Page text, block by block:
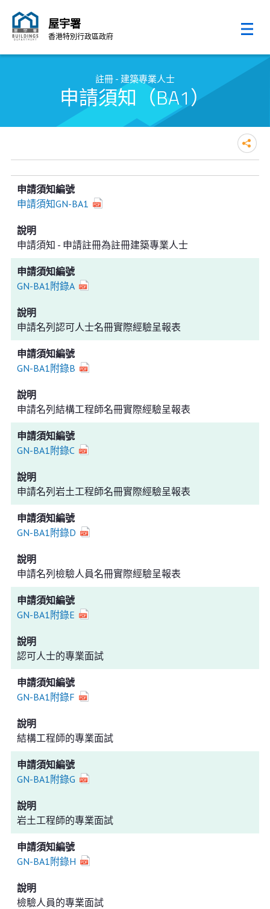
屋宇署
香港特別行政區政府
註冊 - 建築專業人士
申請須知（BA1）
申請須知GN-BA1
申請須知 - 申請註冊為註冊建築專業人士
GN-BA1附錄A
申請名列認可人士名冊實際經驗呈報表
GN-BA1附錄B
申請名列結構工程師名冊實際經驗呈報表
GN-BA1附錄C
申請名列岩土工程師名冊實際經驗呈報表
GN-BA1附錄D
申請名列檢驗人員名冊實際經驗呈報表
GN-BA1附錄E
認可人士的專業面試
GN-BA1附錄F
結構工程師的專業面試
GN-BA1附錄G
岩土工程師的專業面試
GN-BA1附錄H
檢驗人員的專業面試